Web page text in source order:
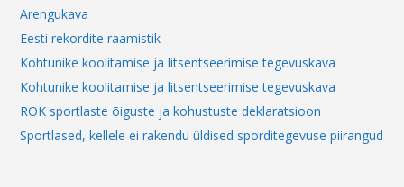
Arengukava
Eesti rekordite raamistik
Kohtunike koolitamise ja litsentseerimise tegevuskava
Kohtunike koolitamise ja litsentseerimise tegevuskava
ROK sportlaste õiguste ja kohustuste deklaratsioon
Sportlased, kellele ei rakendu üldised sporditegevuse piirangud